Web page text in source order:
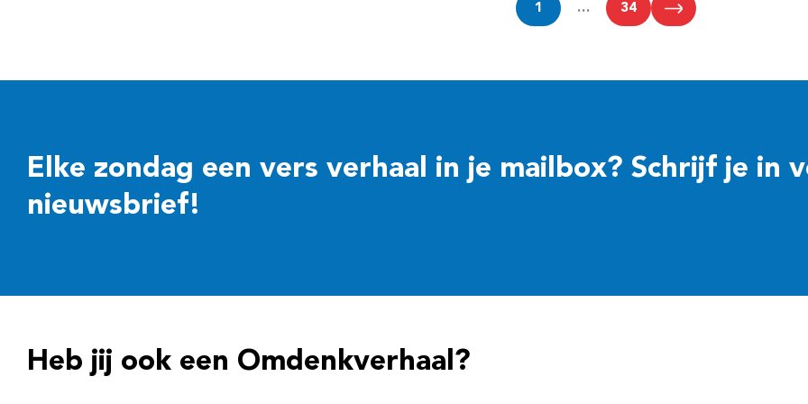
1 … 34
Elke zondag een vers verhaal in je mailbox? Schrijf je in
nieuwsbrief!
Heb jij ook een Omdenkverhaal?